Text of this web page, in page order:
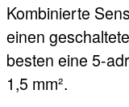
Kombinierte
einen
besten eine 5-
1,5 mm².